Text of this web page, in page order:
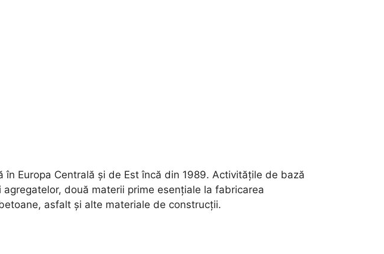
Europa Centrală și de Est încă din 1989. Activitățile de bază
două materii prime esențiale la fabricarea
asfalt și alte materiale de construcții.